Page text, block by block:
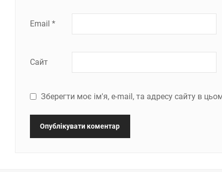
Email *
Сайт
Зберегти моє ім'я, e-mail, та адресу сайту в